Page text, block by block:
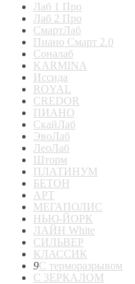
Лаб 1 Про
Лаб 2 Про
СмартЛаб
Пиано Смарт 2.0
Соналаб
KARMINA
Иссида
ROYAL
CREDOR
ПИАНО
СкайЛаб
ЭвоЛаб
ЛеоЛаб
Шторм
ПЛАТИНУМ
БЕТОН
АРТ
МЕГАПОЛИС
НЬЮ-ЙОРК
ЛАЙН White
СИЛЬВЕР
КЛАССИК
9С терморазрывом
С ЗЕРКАЛОМ